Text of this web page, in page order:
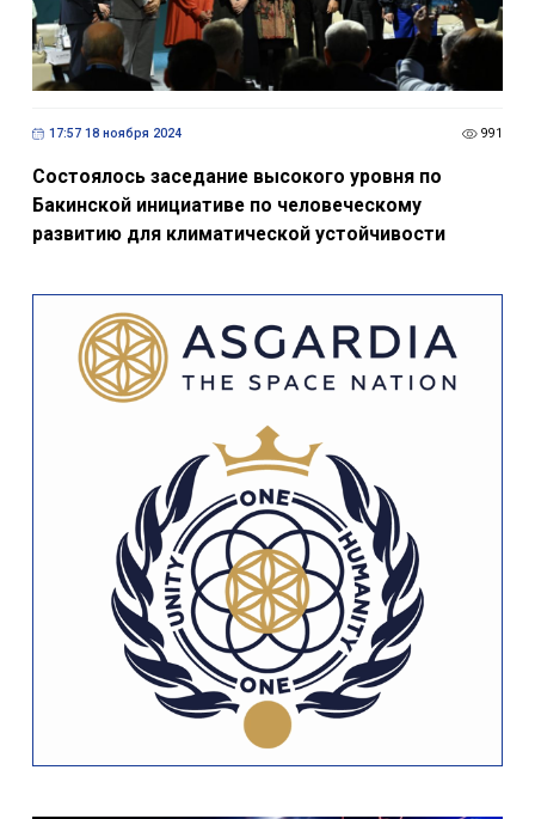
17:57 18 ноября 2024 991
Состоялось заседание высокого уровня по
Бакинской инициативе по человеческому
развитию для климатической устойчивости